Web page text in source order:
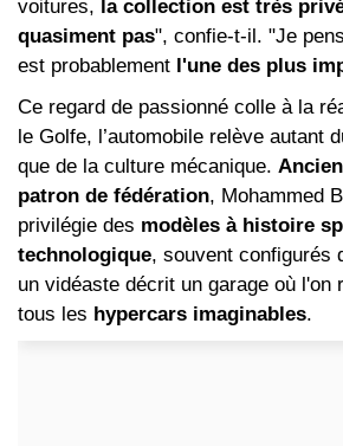
voitures, la collection est très
quasiment pas", confie-t-il. "Je
est probablement l'une des plus
Ce regard de passionné colle à la
le Golfe, l’automobile relève autant
que de la culture mécanique.
patron de fédération, Mohammed
privilégie des modèles à histoire
technologique, souvent configurés
un vidéaste décrit un garage où l'on
tous les hypercars imaginables.